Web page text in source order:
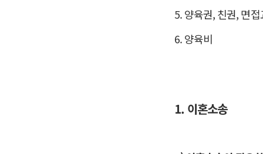
5. 양육권, 친권, 면
6. 양육비
1. 이혼소송